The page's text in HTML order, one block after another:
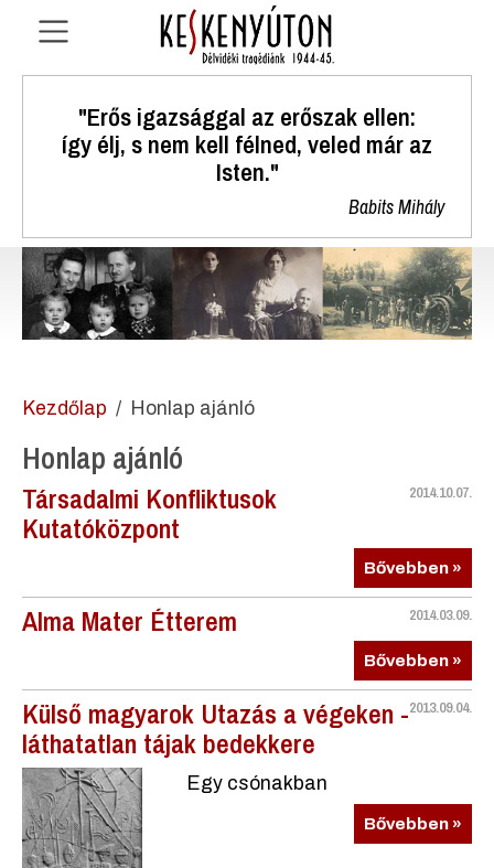
"Erős igazsággal az erőszak ellen:
így élj, s nem kell félned, veled már az
Isten."
Babits Mihály
Kezdőlap Honlap ajánló
Honlap ajánló
2014.10.07.
Társadalmi Konfliktusok
Kutatóközpont
Bővebben »
2014.03.09.
Alma Mater Étterem
Bővebben »
2013.09.04.
Külső magyarok Utazás a végeken -
láthatatlan tájak bedekkere
Egy csónakban
Bővebben »